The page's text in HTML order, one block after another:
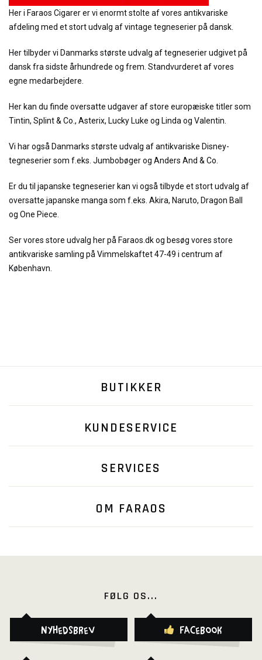
Her i Faraos Cigarer er vi enormt stolte af vores antikvariske
afdeling med et stort udvalg af vintage tegneserier på dansk.
Her tilbyder vi Danmarks største udvalg af tegneserier udgivet på
dansk fra sidste århundrede og frem. Standvurderet af vores
egne medarbejdere.
Her kan du finde oversatte udgaver af store europæiske titler som
Tintin, Splint & Co., Asterix, Lucky Luke og Linda og Valentin.
Vi har også Danmarks største udvalg af antikvariske Disney-
tegneserier som f.eks. Jumbobøger og Anders And & Co.
Er du til japanske tegneserier kan vi også tilbyde et stort udvalg af
oversatte japanske manga som f.eks. Akira, Naruto, Dragon Ball
og One Piece.
Ser vores store udvalg her på Faraos.dk og besøg vores store
antikvariske samling på Vimmelskaftet 47-49 i centrum af
København.
BUTIKKER
KUNDESERVICE
SERVICES
OM FARAOS
FØLG OS...
Nyhedsbrev Facebook